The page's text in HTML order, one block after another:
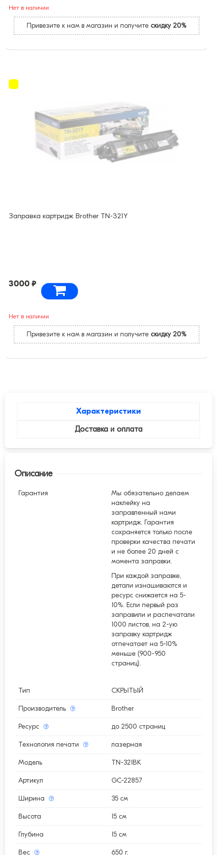
Нет в наличии
Привезите к нам в магазин и получите скидку 20%
Заправка картридж Brother TN-321Y
3000 ₽
Нет в наличии
Привезите к нам в магазин и получите скидку 20%
Характеристики
Доставка и оплата
Описание
Гарантия
Мы обязательно делаем
наклейку на
заправленный нами
картридж. Гарантия
сохраняется только после
проверки качества печати
и не более 20 дней с
момента заправки.
При каждой заправке,
детали изнашиваются и
ресурс снижается на 5-
10%. Если первый раз
заправили и распечатали
1000 листов, на 2-ую
заправку картридж
отпечатает на 5-10%
меньше (900-950
страниц).
Тип СКРЫТЫЙ
Производитель Brother
Ресурс до 2500 страниц
Технология печати лазерная
Модель TN-321BK
Артикул GC-22857
Ширина 35 см
Высота 15 см
Глубина 15 см
Вес 650 г.